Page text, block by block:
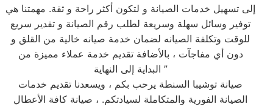
إلى تسهيل خدمات الصيانة و لتكون أكثر راحة و ثقة. مهمتنا هي
توفير وسائل سهلة وسريعة لطلب رقم الصيانة و تقدير سريع
للوقت وتكلفة الصيانه لضمان خدمة صيانه خالية من القلق و
دون أي مفاجآت ، بالأضافة تقديم خدمة عملاء مميزة من
البداية إلى النهاية ”
صيانة توشيبا السنطة يرحب بكم ، ويسعدنا تقديم خدمات
الصيانة الفورية والمتكاملة لسيادتكم. ، صيانة كافة الأعطال